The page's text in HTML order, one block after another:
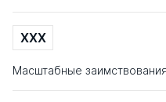
XXX
Масштабные